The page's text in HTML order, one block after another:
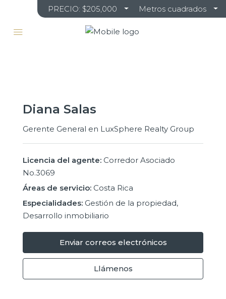
PRECIO: $205,000 Metros cuadrados
Diana Salas
Gerente General en LuxSphere Realty Group
Licencia del agente: Corredor Asociado
No.3069
Áreas de servicio: Costa Rica
Especialidades: Gestión de la propiedad,
Desarrollo inmobiliario
Enviar correos electrónicos
Llámenos